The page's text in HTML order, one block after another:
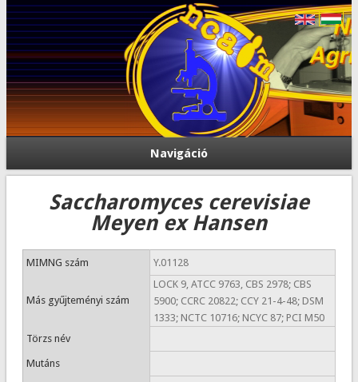
Navigáció
Saccharomyces cerevisiae
Meyen ex Hansen
MIMNG szám Y.01128
Más gyűjteményi szám
LOCK 9, ATCC 9763, CBS 2978; CBS
5900; CCRC 20822; CCY 21-4-48; DSM
1333; NCTC 10716; NCYC 87; PCI M50
Törzs név
Mutáns